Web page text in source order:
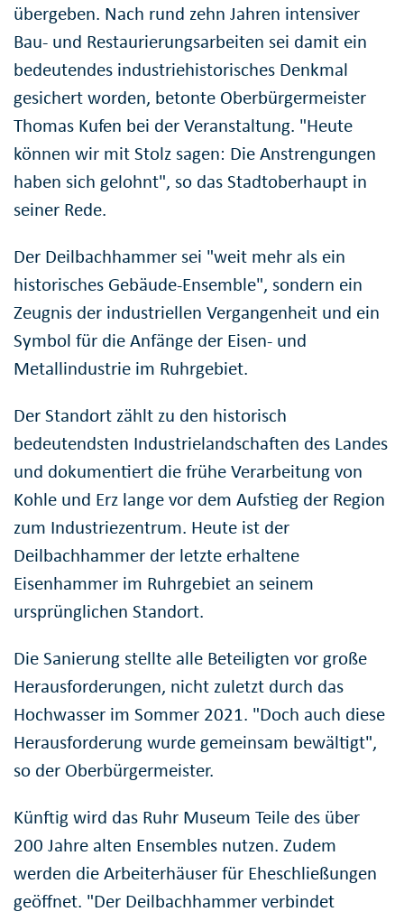
übergeben. Nach rund zehn Jahren intensiver
Bau- und Restaurierungsarbeiten sei damit ein
bedeutendes industriehistorisches Denkmal
gesichert worden, betonte Oberbürgermeister
Thomas Kufen bei der Veranstaltung. "Heute
können wir mit Stolz sagen: Die Anstrengungen
haben sich gelohnt", so das Stadtoberhaupt in
seiner Rede.
Der Deilbachhammer sei "weit mehr als ein
historisches Gebäude-Ensemble", sondern ein
Zeugnis der industriellen Vergangenheit und ein
Symbol für die Anfänge der Eisen- und
Metallindustrie im Ruhrgebiet.
Der Standort zählt zu den historisch
bedeutendsten Industrielandschaften des Landes
und dokumentiert die frühe Verarbeitung von
Kohle und Erz lange vor dem Aufstieg der Region
zum Industriezentrum. Heute ist der
Deilbachhammer der letzte erhaltene
Eisenhammer im Ruhrgebiet an seinem
ursprünglichen Standort.
Die Sanierung stellte alle Beteiligten vor große
Herausforderungen, nicht zuletzt durch das
Hochwasser im Sommer 2021. "Doch auch diese
Herausforderung wurde gemeinsam bewältigt",
so der Oberbürgermeister.
Künftig wird das Ruhr Museum Teile des über
200 Jahre alten Ensembles nutzen. Zudem
werden die Arbeiterhäuser für Eheschließungen
geöffnet. "Der Deilbachhammer verbindet